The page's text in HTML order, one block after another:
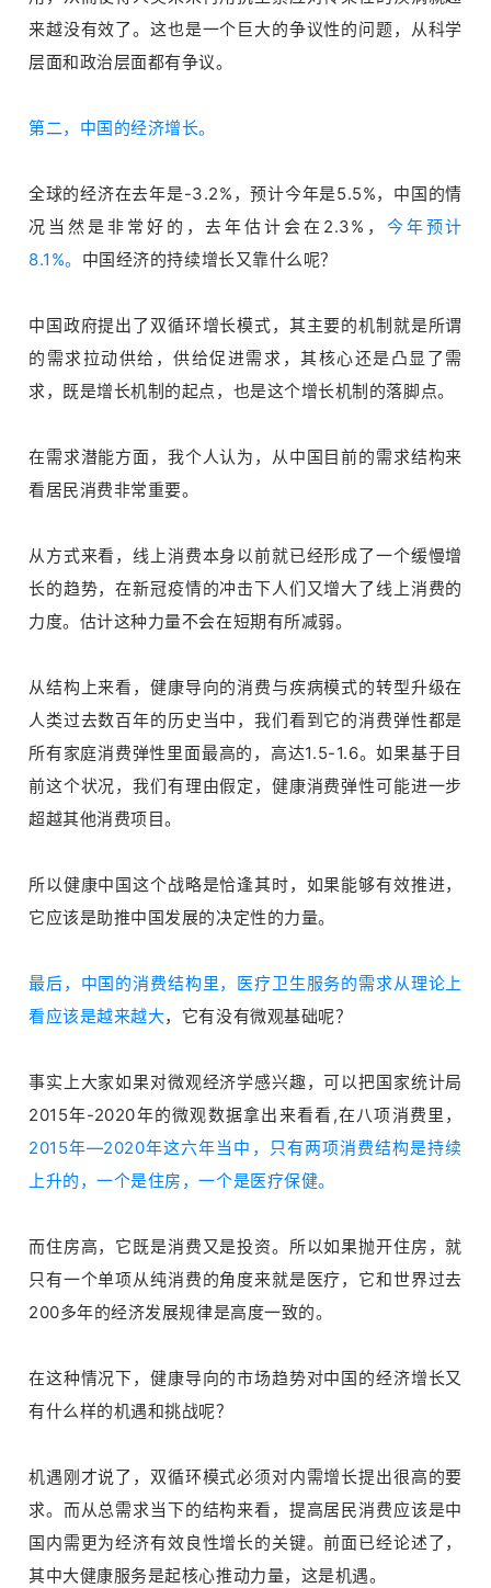
来越没有效了。这也是一个巨大的争议性的问题，从科学
层面和政治层面都有争议。
第二，中国的经济增长。
全球的经济在去年是-3.2%，预计今年是5.5%，中国的情
况当然是非常好的，去年估计会在2.3%， 今年预计
8.1%。 中国经济的持续增长又靠什么呢？
中国政府提出了双循环增长模式，其主要的机制就是所谓
的需求拉动供给，供给促进需求，其核心还是凸显了需
求，既是增长机制的起点，也是这个增长机制的落脚点。
在需求潜能方面，我个人认为，从中国目前的需求结构来
看居民消费非常重要。
从方式来看，线上消费本身以前就已经形成了一个缓慢增
长的趋势，在新冠疫情的冲击下人们又增大了线上消费的
力度。估计这种力量不会在短期有所减弱。
从结构上来看，健康导向的消费与疾病模式的转型升级在
人类过去数百年的历史当中，我们看到它的消费弹性都是
所有家庭消费弹性里面最高的，高达1.5-1.6。如果基于目
前这个状况，我们有理由假定，健康消费弹性可能进一步
超越其他消费项目。
所以健康中国这个战略是恰逢其时，如果能够有效推进，
它应该是助推中国发展的决定性的力量。
最后，中国的消费结构里，医疗卫生服务的需求从理论上
看应该是越来越大，它有没有微观基础呢？
事实上大家如果对微观经济学感兴趣，可以把国家统计局
2015年-2020年的微观数据拿出来看看,在八项消费里，
2015年—2020年这六年当中，只有两项消费结构是持续
上升的，一个是住房，一个是医疗保健。
而住房高，它既是消费又是投资。所以如果抛开住房，就
只有一个单项从纯消费的角度来就是医疗，它和世界过去
200多年的经济发展规律是高度一致的。
在这种情况下，健康导向的市场趋势对中国的经济增长又
有什么样的机遇和挑战呢？
机遇刚才说了，双循环模式必须对内需增长提出很高的要
求。而从总需求当下的结构来看，提高居民消费应该是中
国内需更为经济有效良性增长的关键。前面已经论述了，
其中大健康服务是起核心推动力量，这是机遇。